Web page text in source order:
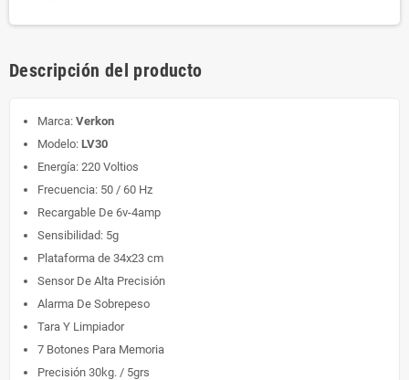
Descripción del producto
Marca: Verkon
Modelo: LV30
Energía: 220 Voltios
Frecuencia: 50 / 60 Hz
Recargable De 6v-4amp
Sensibilidad: 5g
Plataforma de 34x23 cm
Sensor De Alta Precisión
Alarma De Sobrepeso
Tara Y Limpiador
7 Botones Para Memoria
Precisión 30kg. / 5grs